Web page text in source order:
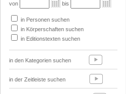
von bis
in Personen suchen
in Körperschaften suchen
in Editionstexten suchen
in den Kategorien suchen
in der Zeitleiste suchen